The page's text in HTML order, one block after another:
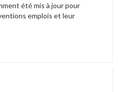
été mis à jour pour
emplois et leur